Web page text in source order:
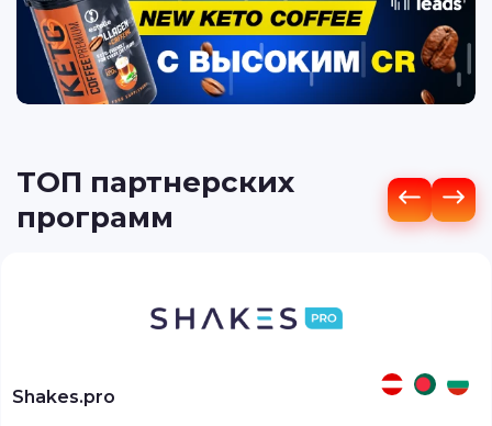
ТОП партнерских
программ
Shakes.pro